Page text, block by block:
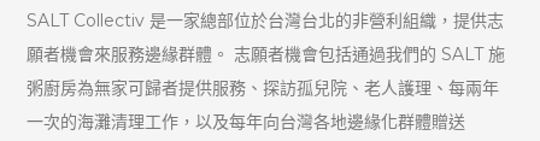
SALT Collectiv 是一家總部位於台灣台北的非營利組織，提供志
願者機會來服務邊緣群體。 志願者機會包括通過我們的 SALT 施
粥廚房為無家可歸者提供服務、探訪孤兒院、老人護理、每兩年
一次的海灘清理工作，以及每年向台灣各地邊緣化群體贈送